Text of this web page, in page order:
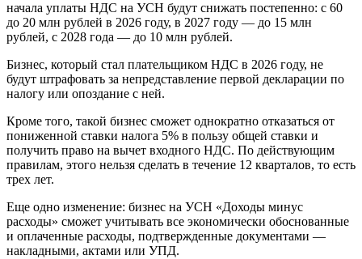
начала уплаты НДС на УСН будут снижать постепенно: с 60
до 20 млн рублей в 2026 году, в 2027 году — до 15 млн
рублей, с 2028 года — до 10 млн рублей.
Бизнес, который стал плательщиком НДС в 2026 году, не
будут штрафовать за непредставление первой декларации по
налогу или опоздание с ней.
Кроме того, такой бизнес сможет однократно отказаться от
пониженной ставки налога 5% в пользу общей ставки и
получить право на вычет входного НДС. По действующим
правилам, этого нельзя сделать в течение 12 кварталов, то есть
трех лет.
Еще одно изменение: бизнес на УСН «Доходы минус
расходы» сможет учитывать все экономически обоснованные
и оплаченные расходы, подтвержденные документами —
накладными, актами или УПД.